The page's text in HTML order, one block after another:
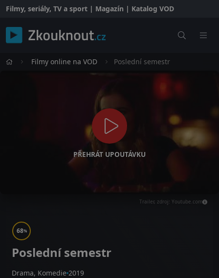
Filmy, seriály, TV a sport | Magazín | Katalog VOD
Filmy online na VOD Poslední semestr
PŘEHRÁT UPOUTÁVKU
Trailer, zdroj: Youtube.com
68%
Poslední semestr
Drama, Komedie 2019